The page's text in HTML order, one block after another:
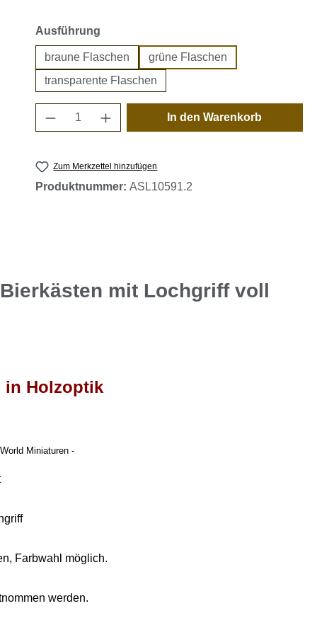
Ausführung
braune Flaschen
grüne Flaschen
transparente Flaschen
Produkt Anzahl: Gib den
In den Warenkorb
Zum Merkzettel hinzufügen
Produktnummer:ASL10591.2
mit Lochgriff voll
in Holzoptik
Miniaturen -
Farbwahl möglich.
werden.